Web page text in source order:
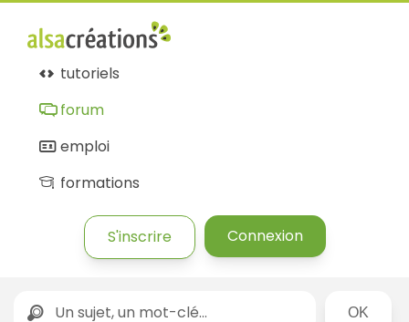
tutoriels
forum
emploi
formations
S'inscrire Connexion
Rechercher